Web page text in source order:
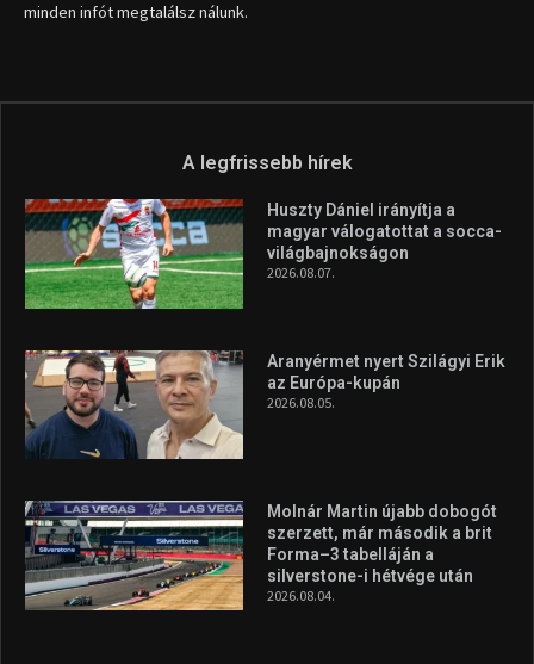
minden infót megtalálsz nálunk.
A legfrissebb hírek
Huszty Dániel irányítja a
magyar válogatottat a socca-
világbajnokságon
2026.08.07.
Aranyérmet nyert Szilágyi Erik
az Európa-kupán
2026.08.05.
Molnár Martin újabb dobogót
szerzett, már második a brit
Forma–3 tabelláján a
silverstone-i hétvége után
2026.08.04.